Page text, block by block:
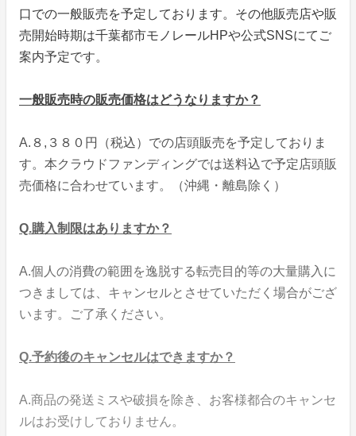
口での一般販売を予定しております。その他販売店や販
売開始時期は千葉都市モノレールHPや公式SNSにてご
案内予定です。
一般販売時の販売価格はどうなりますか？
A.８,３８０円（税込）での店頭販売を予定しておりま
す。本クラウドファンディングでは送料込で予定店頭販
売価格に合わせています。（沖縄・離島除く）
Q.購入制限はありますか？
A.個人の消費の範囲を逸脱する転売目的等の大量購入に
つきましては、キャンセルとさせていただく場合がござ
います。ご了承ください。
Q.予約後のキャンセルはできますか？
A.商品の発送ミスや破損を除き、お客様都合のキャンセ
ルはお受けしておりません。